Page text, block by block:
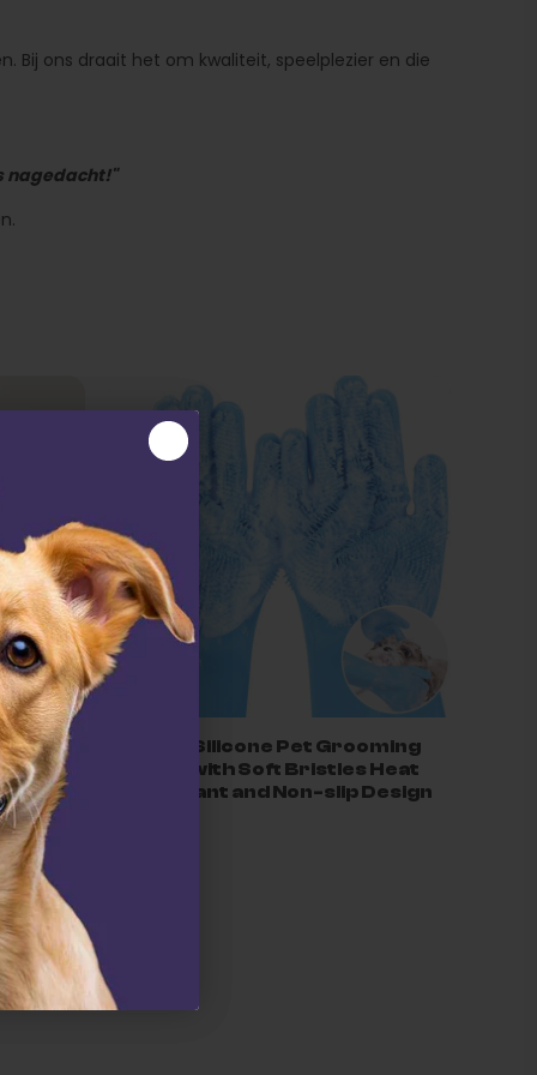
Bij ons draait het om kwaliteit, speelplezier en die
nagedacht!"
–
2-in-1 Silicone Pet Grooming
Glove with Soft Bristles Heat
Resistant and Non-slip Design